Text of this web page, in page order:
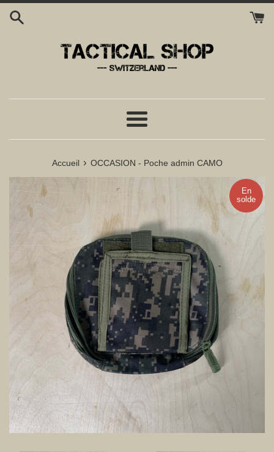
Passer
Menu
Accueil › OCCASION - Poche admin CAMO
En
solde